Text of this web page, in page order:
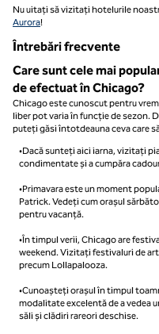
Nu uitați să vizitați hotelurile
Aurora!
Întrebări frecvente
Care sunt cele mai
de efectuat în Chicago?
Chicago este cunoscut pentru
liber pot varia în funcție de sezon.
puteți găsi întotdeauna ceva care
•Dacă sunteți aici iarna, vizitați
condimentate și a cumpăra
•Primavara este un moment
Patrick. Vedeți cum orașul
pentru vacanță.
•În timpul verii, Chicago are
weekend. Vizitați festivaluri de
precum Lollapalooza.
•Cunoașteți orașul în timpul
modalitate excelentă de a vedea
săli și clădiri rareori deschise.